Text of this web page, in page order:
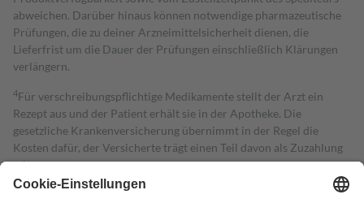
abweichen. Darüber hinaus können notwendige pharmazeutische
Prüfungen, die zu deiner Arzneimittelsicherheit dienen, die
Lieferfrist um die Dauer der Prüfungen einschließlich Klärungen
verlängern.
4Für verschreibungspflichtige Medikamente stellt der Arzt ein
Rezept aus und der Patient erhält sie in der Apotheke. Die
gesetzliche Krankenversicherung übernimmt in der Regel die
Kosten dafür, der Versicherte trägt einen Teil davon als Zuzahlung
mit.
Grundsätzlich leisten Mitglieder Zuzahlungen in Höhe von zehn